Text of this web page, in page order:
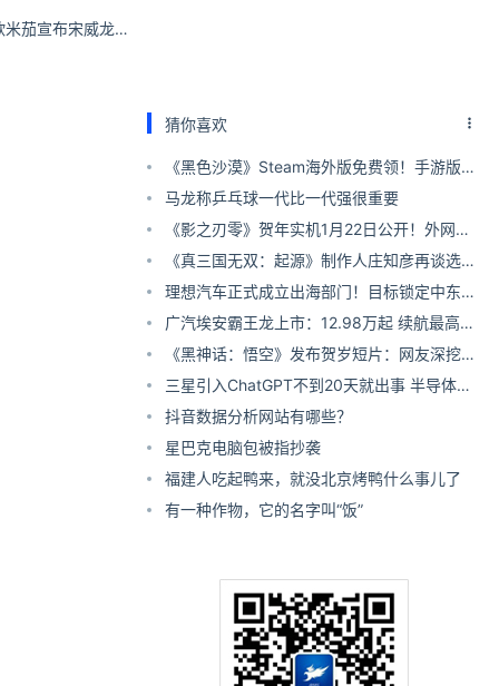
瑞士钟表制造品牌欧米茄宣布宋威龙成为名人大使 | SocialBeta
猜你喜欢
《黑色沙漠》Steam海外版免费领！手游版国
服将停服
马龙称乒乓球一代比一代强很重要
《影之刃零》贺年实机1月22日公开！外网玩
家超期待
《真三国无双：起源》制作人庄知彦再谈选
角：大小乔落选令人非常痛心！
理想汽车正式成立出海部门！目标锁定中东拉
美市场
广汽埃安霸王龙上市：12.98万起 续航最高
750km！
《黑神话：悟空》发布贺岁短片：网友深挖暗
喻 压低玩家预期
三星引入ChatGPT不到20天就出事 半导体机
密恐已外泄
抖音数据分析网站有哪些？
星巴克电脑包被指抄袭
福建人吃起鸭来，就没北京烤鸭什么事儿了
有一种作物，它的名字叫“饭”